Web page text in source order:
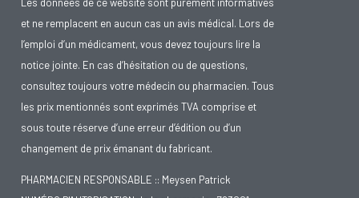
Les données de ce website sont purement informatives
et ne remplacent en aucun cas un avis médical. Lors de
l’emploi d’un médicament, vous devez toujours lire la
notice jointe. En cas d’hésitation ou de questions,
consultez toujours votre médecin ou pharmacien. Tous
les prix mentionnés sont exprimés TVA comprise et
sous toute réserve d’une erreur d’édition ou d’un
changement de prix émanant du fabricant.
PHARMACIEN RESPONSABLE :: Meysen Patrick